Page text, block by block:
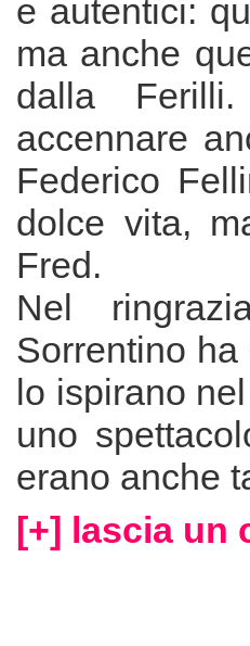
e autentici:
ma anche
dalla
accennare
Federico
dolce vita,
Fred.
Nel
Sorrentino
lo ispirano
uno
erano anche
[+] lascia un